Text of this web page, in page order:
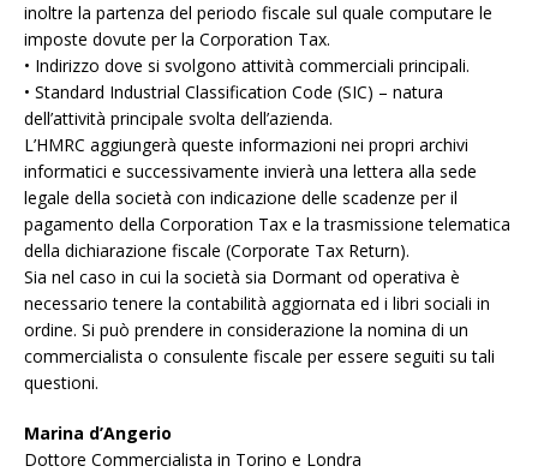
inoltre la partenza del periodo fiscale sul quale computare le
imposte dovute per la Corporation Tax.
• Indirizzo dove si svolgono attività commerciali principali.
• Standard Industrial Classification Code (SIC) – natura
dell’attività principale svolta dell’azienda.
L’HMRC aggiungerà queste informazioni nei propri archivi
informatici e successivamente invierà una lettera alla sede
legale della società con indicazione delle scadenze per il
pagamento della Corporation Tax e la trasmissione telematica
della dichiarazione fiscale (Corporate Tax Return).
Sia nel caso in cui la società sia Dormant od operativa è
necessario tenere la contabilità aggiornata ed i libri sociali in
ordine. Si può prendere in considerazione la nomina di un
commercialista o consulente fiscale per essere seguiti su tali
questioni.
Marina d’Angerio
Dottore Commercialista in Torino e Londra